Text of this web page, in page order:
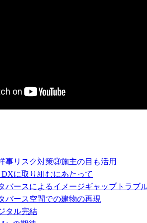
リスク対策③施主の目も活用
に取り組むにあたって
ースによるイメージギャップトラブ
ース空間での建物の再現
タル完結